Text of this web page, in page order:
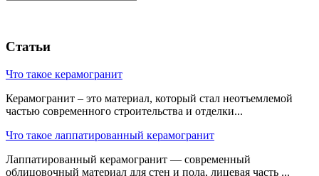
Статьи
Что такое керамогранит
Керамогранит – это материал, который стал неотъемлемой
частью современного строительства и отделки...
Что такое лаппатированный керамогранит
Лаппатированный керамогранит — современный
облицовочный материал для стен и пола, лицевая часть ...